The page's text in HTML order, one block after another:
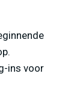
ins voor